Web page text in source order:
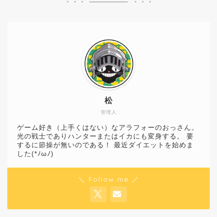
管理人
松
ゲーム好き（上手くはない）なアラフォーのおっさん。
光の戦士でありハンターまたはイカにも変身する。 要
するに節操が無いのである！ 最近ダイエットを始めま
した(*ﾉωﾉ)
＼ Follow me ／